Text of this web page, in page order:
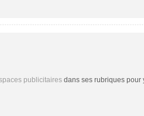
publicitairesdans ses rubriques pour